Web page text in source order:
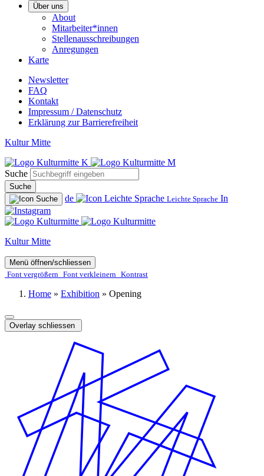
Über uns
About
Mitarbeiter*innen
Stellenausschreibungen
Anregungen
Karte
Newsletter
FAQ
Kontakt
Impressum / Datenschutz
Erklärung zur Barrierefreiheit
Kultur Mitte
Suche
Suche
de Leichte Sprache In
Kultur Mitte
Menü öffnen/schliessen
Font ver­­größern Font ver­­kleinern Kontrast
Home » Exhibition » Opening
Overlay schliessen